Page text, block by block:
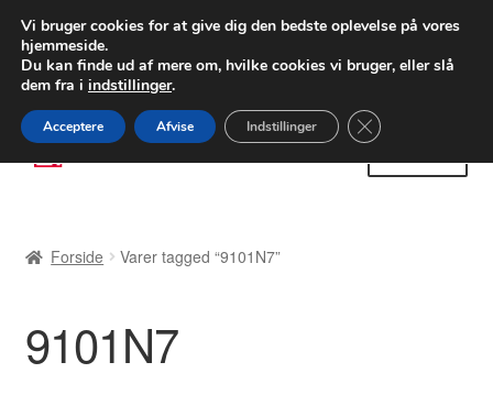
LEVERING fra 55 kr.
FEDEX verdensomspændende forsendelse
80 82 72 02
Spring
til
Spring
til
Betalinger
Kasse
Forside Varer tagged “9101N7”
9101N7
Vi bruger cookies for at give dig den bedste oplevelse på vores
hjemmeside.
Du kan finde ud af mere om, hvilke cookies vi bruger, eller slå
dem fra i indstillinger.
Acceptere Afvise Indstillinger Close GDPR